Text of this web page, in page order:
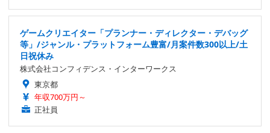
ゲームクリエイター「プランナー・ディレクター・デバッグ
等」/ジャンル・プラットフォーム豊富/月案件数300以上/土
日祝休み
株式会社コンフィデンス・インターワークス
東京都
年収700万円～
正社員